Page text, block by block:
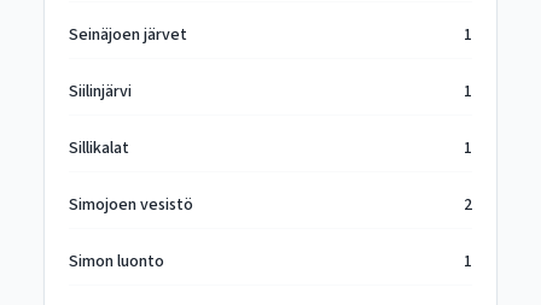
Seinäjoen järvet 1
Siilinjärvi 1
Sillikalat 1
Simojoen vesistö 2
Simon luonto 1